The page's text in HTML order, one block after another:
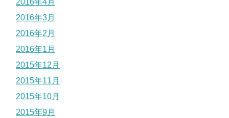
2016年4月
2016年3月
2016年2月
2016年1月
2015年12月
2015年11月
2015年10月
2015年9月